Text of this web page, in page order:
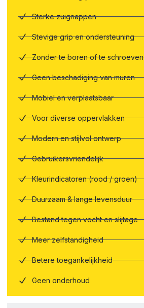
Sterke zuignappen
Stevige grip en ondersteuning
Zonder te boren of te schroeven
Geen beschadiging van muren
Mobiel en verplaatsbaar
Voor diverse oppervlakken
Modern en stijlvol ontwerp
Gebruikersvriendelijk
Kleurindicatoren (rood / groen)
Duurzaam & lange levensduur
Bestand tegen vocht en slijtage
Meer zelfstandigheid
Betere toegankelijkheid
Geen onderhoud